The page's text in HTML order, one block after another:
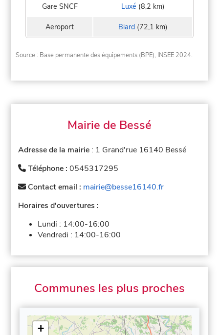
Gare SNCF Luxé (8,2 km)
Aeroport Biard(72,1 km)
Source : Base permanente des équipements (BPE), INSEE 2024.
Mairie de Bessé
Adresse de la mairie : 1 Grand'rue 16140 Bessé
Téléphone :0545317295
Contact email : mairie@besse16140.fr
Horaires d'ouvertures :
Lundi : 14:00-16:00
Vendredi : 14:00-16:00
Communes les plus proches
+